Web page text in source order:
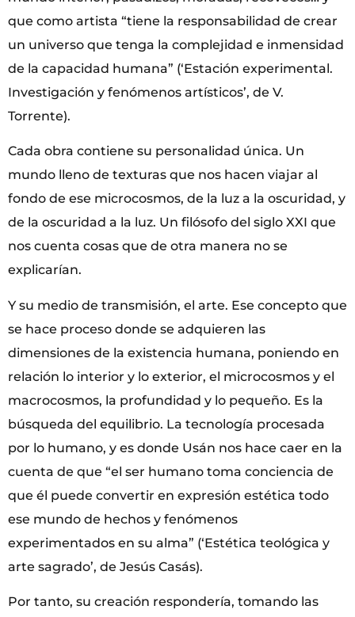
que como artista “tiene la responsabilidad de crear
un universo que tenga la complejidad e inmensidad
de la capacidad humana” (‘Estación experimental.
Investigación y fenómenos artísticos’, de V.
Torrente).
Cada obra contiene su personalidad única. Un
mundo lleno de texturas que nos hacen viajar al
fondo de ese microcosmos, de la luz a la oscuridad, y
de la oscuridad a la luz. Un filósofo del siglo XXI que
nos cuenta cosas que de otra manera no se
explicarían.
Y su medio de transmisión, el arte. Ese concepto que
se hace proceso donde se adquieren las
dimensiones de la existencia humana, poniendo en
relación lo interior y lo exterior, el microcosmos y el
macrocosmos, la profundidad y lo pequeño. Es la
búsqueda del equilibrio. La tecnología procesada
por lo humano, y es donde Usán nos hace caer en la
cuenta de que “el ser humano toma conciencia de
que él puede convertir en expresión estética todo
ese mundo de hechos y fenómenos
experimentados en su alma” (‘Estética teológica y
arte sagrado’, de Jesús Casás).
Por tanto, su creación respondería, tomando las